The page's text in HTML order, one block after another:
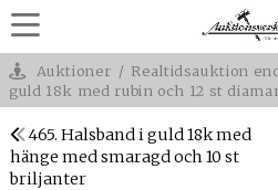
Auktioner / Realtidsauktion
guld 18k med rubin och 12 st
465. Halsband i guld 18k med
hänge med smaragd och 10 st
briljanter